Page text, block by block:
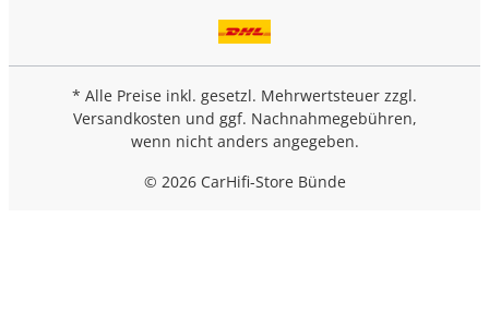
* Alle Preise inkl. gesetzl. Mehrwertsteuer zzgl.
Versandkosten und ggf. Nachnahmegebühren,
wenn nicht anders angegeben.
© 2026 CarHifi-Store Bünde